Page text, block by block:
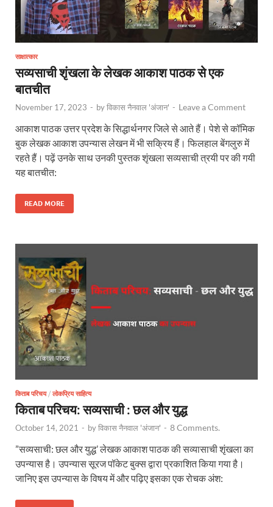
साक्षात्कार
सव्यसाची शृंखला के लेखक आकाश पाठक से एक
बातचीत
November 17, 2023 - byविकास नैनवाल 'अंजान' - Leave a Comment
आकाश पाठक उत्तर प्रदेश के सिद्धार्थनगर जिले से आते हैं। पेशे से कॉमिक
बुक लेखक आकाश उपन्यास लेखन में भी सक्रिय हैं। फिलहाल बेंगलुरु में
रहते हैं। पढ़ें उनके साथ उनकी पुस्तक शृंखला सव्यसाची त्रयी पर की गयी
यह बातचीत:
READ MORE
किताब परिचय/ लोकप्रिय साहित्य
किताब परिचय: सव्यसाची : छल और युद्ध
October 14, 2021 - byविकास नैनवाल 'अंजान' - 8 Comments.
”सव्यसाची: छल और युद्ध’ लेखक आकाश पाठक की सव्यासाची शृंखला का
उपन्यास है। उपन्यास सूरज पॉकेट बुक्स द्वारा प्रकाशित किया गया है।
जानिए इस उपन्यास के विषय में और पढ़िए इसका एक रोचक अंश: